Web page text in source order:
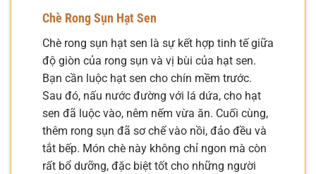
Chè Rong Sụn Hạt Sen
Chè rong sụn hạt sen là sự kết hợp tinh tế giữa
độ giòn của rong sụn và vị bùi của hạt sen.
Bạn cần luộc hạt sen cho chín mềm trước.
Sau đó, nấu nước đường với lá dứa, cho hạt
sen đã luộc vào, nêm nếm vừa ăn. Cuối cùng,
thêm rong sụn đã sơ chế vào nồi, đảo đều và
tắt bếp. Món chè này không chỉ ngon mà còn
rất bổ dưỡng, đặc biệt tốt cho những người